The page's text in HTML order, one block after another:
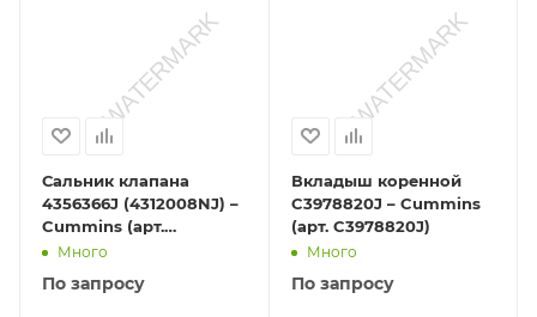
Сальник клапана
4356366J (4312008NJ) –
Cummins (арт.
4356366J)
Много
По запросу
Вкладыш коренной
C3978820J – Cummins
(арт. C3978820J)
Много
По запросу